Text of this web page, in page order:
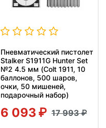
Пневматический пистолет
Stalker S1911G Hunter Set
№2 4.5 мм (Colt 1911, 10
баллонов, 500 шаров,
очки, 50 мишеней,
подарочный набор)
6 093 17 993